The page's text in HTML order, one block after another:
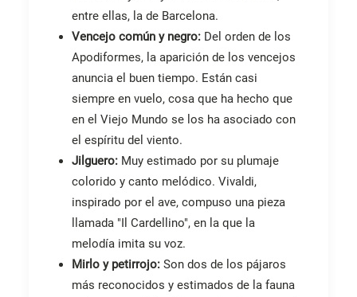
entre ellas, la de Barcelona.
Vencejo común y negro: Del orden de los
Apodiformes, la aparición de los vencejos
anuncia el buen tiempo. Están casi
siempre en vuelo, cosa que ha hecho que
en el Viejo Mundo se los ha asociado con
el espíritu del viento.
Jilguero: Muy estimado por su plumaje
colorido y canto melódico. Vivaldi,
inspirado por el ave, compuso una pieza
llamada "Il Cardellino", en la que la
melodía imita su voz.
Mirlo y petirrojo: Son dos de los pájaros
más reconocidos y estimados de la fauna